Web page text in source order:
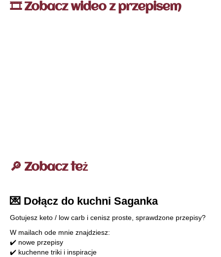
🎞️ Zobacz wideo z przepisem
🔎 Zobacz też
💌 Dołącz do kuchni Saganka
Gotujesz keto / low carb i cenisz proste, sprawdzone przepisy?
W mailach ode mnie znajdziesz:
✔️ nowe przepisy
✔️ kuchenne triki i inspiracje